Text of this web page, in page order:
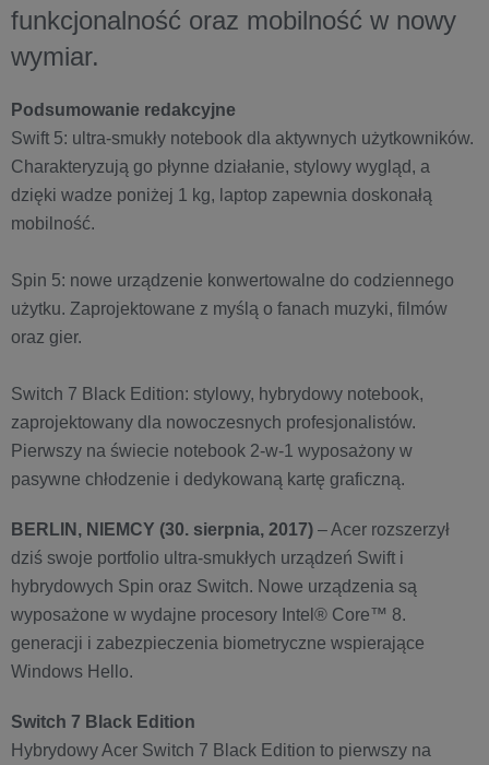
funkcjonalność oraz mobilność w nowy
wymiar.
Podsumowanie redakcyjne
Swift 5: ultra-smukły notebook dla aktywnych użytkowników.
Charakteryzują go płynne działanie, stylowy wygląd, a
dzięki wadze poniżej 1 kg, laptop zapewnia doskonałą
mobilność.
Spin 5: nowe urządzenie konwertowalne do codziennego
użytku. Zaprojektowane z myślą o fanach muzyki, filmów
oraz gier.
Switch 7 Black Edition: stylowy, hybrydowy notebook,
zaprojektowany dla nowoczesnych profesjonalistów.
Pierwszy na świecie notebook 2-w-1 wyposażony w
pasywne chłodzenie i dedykowaną kartę graficzną.
BERLIN, NIEMCY (30. sierpnia, 2017) – Acer rozszerzył
dziś swoje portfolio ultra-smukłych urządzeń Swift i
hybrydowych Spin oraz Switch. Nowe urządzenia są
wyposażone w wydajne procesory Intel® Core™ 8.
generacji i zabezpieczenia biometryczne wspierające
Windows Hello.
Switch 7 Black Edition
Hybrydowy Acer Switch 7 Black Edition to pierwszy na